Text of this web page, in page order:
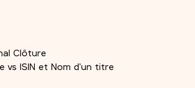
Clôture
vs ISIN et Nom d'un titre